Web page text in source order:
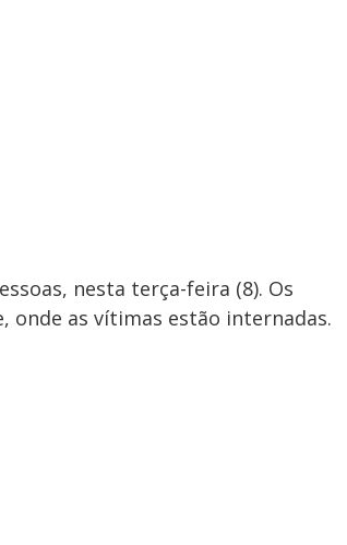
nesta terça-feira (8). Os
onde as vítimas estão internadas.